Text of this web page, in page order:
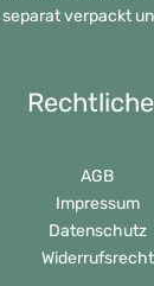
verpackt
AGB
Impressum
Datenschutz
Widerrufsrecht